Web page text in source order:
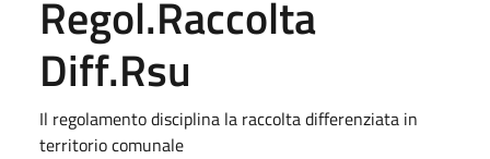
Regol.Raccolta
Diff.Rsu
Il regolamento disciplina la raccolta differenziata in
territorio comunale